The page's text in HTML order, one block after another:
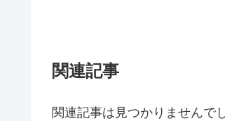
関連記事
関連記事は見つかりませんで